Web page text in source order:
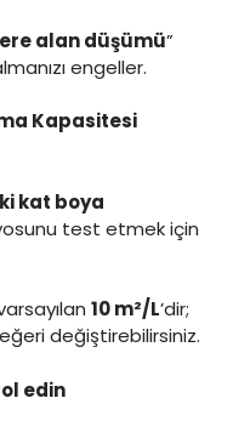
alan düşümü”
engeller.
Kapasitesi
kat boya
test etmek için
10 m²/L’dir;
değiştirebilirsiniz.
edin